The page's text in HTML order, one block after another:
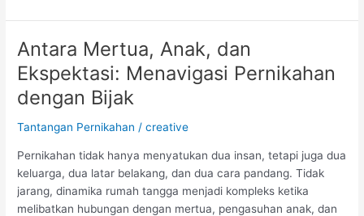
Antara Mertua, Anak, dan
Ekspektasi: Menavigasi Pernikahan
dengan Bijak
Tantangan Pernikahan /creative
Pernikahan tidak hanya menyatukan dua insan, tetapi juga dua
keluarga, dua latar belakang, dan dua cara pandang. Tidak
jarang, dinamika rumah tangga menjadi kompleks ketika
melibatkan hubungan dengan mertua, pengasuhan anak, dan
Antara
Mertua,
Anak,
dan
Menavigasi
Pernikahan
dengan
Bijak